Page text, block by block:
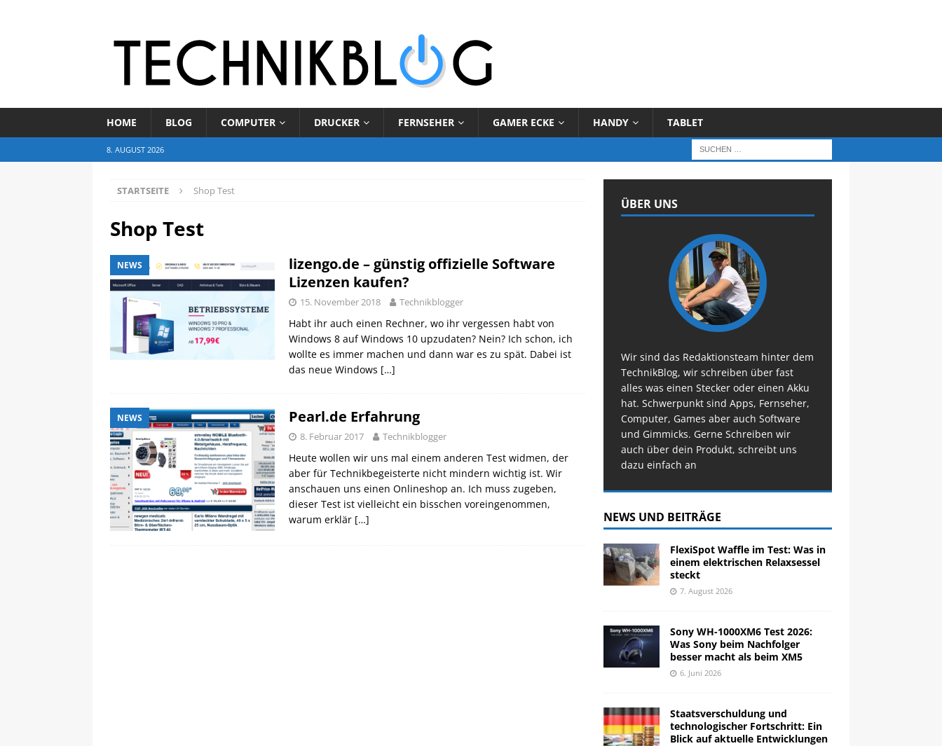
HOME BLOG COMPUTER DRUCKER FERNSEHER GAMER ECKE HANDY TABLET
8. AUGUST 2026
STARTSEITE Shop Test
Shop Test
NEWS
lizengo.de – günstig offizielle Software
Lizenzen kaufen?
15. November 2018 Technikblogger
Habt ihr auch einen Rechner, wo ihr vergessen habt von
Windows 8 auf Windows 10 upzudaten? Nein? Ich schon, ich
wollte es immer machen und dann war es zu spät. Dabei ist
das neue Windows […]
NEWS Pearl.de Erfahrung
8. Februar 2017 Technikblogger
Heute wollen wir uns mal einem anderen Test widmen, der
aber für Technikbegeisterte nicht mindern wichtig ist. Wir
anschauen uns einen Onlineshop an. Ich muss zugeben,
dieser Test ist vielleicht ein bisschen voreingenommen,
warum erklär […]
ÜBER UNS
Wir sind das Redaktionsteam hinter dem
TechnikBlog, wir schreiben über fast
alles was einen Stecker oder einen Akku
hat. Schwerpunkt sind Apps, Fernseher,
Computer, Games aber auch Software
und Gimmicks. Gerne Schreiben wir
auch über dein Produkt, schreibt uns
dazu einfach an
NEWS UND BEITRÄGE
FlexiSpot Waffle im Test: Was in
einem elektrischen Relaxsessel
steckt
7. August 2026
Sony WH-1000XM6 Test 2026:
Was Sony beim Nachfolger
besser macht als beim XM5
6. Juni 2026
Staatsverschuldung und
technologischer Fortschritt: Ein
Blick auf aktuelle Entwicklungen